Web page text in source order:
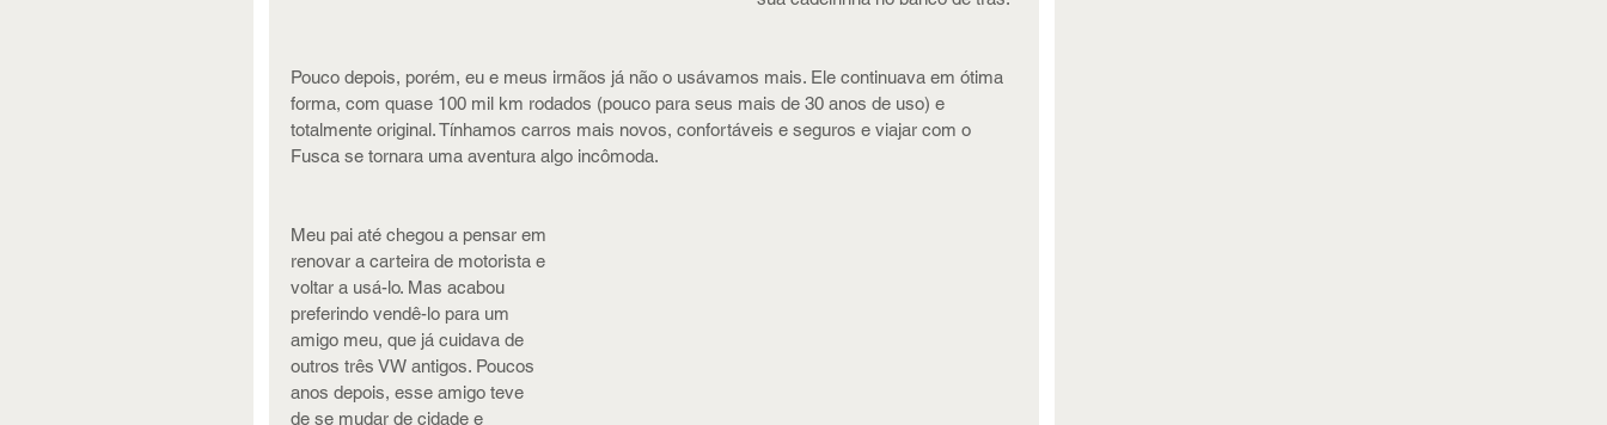
Pouco depois, porém, eu e meus irmãos já não o usávamos mais. Ele continuava em ótima
forma, com quase 100 mil km rodados (pouco para seus mais de 30 anos de uso) e
totalmente original. Tínhamos carros mais novos, confortáveis e seguros e viajar com o
Fusca se tornara uma aventura algo incômoda.
Meu pai até chegou a pensar em
renovar a carteira de motorista e
voltar a usá-lo. Mas acabou
preferindo vendê-lo para um
amigo meu, que já cuidava de
outros três VW antigos. Poucos
anos depois, esse amigo teve
de se mudar de cidade e